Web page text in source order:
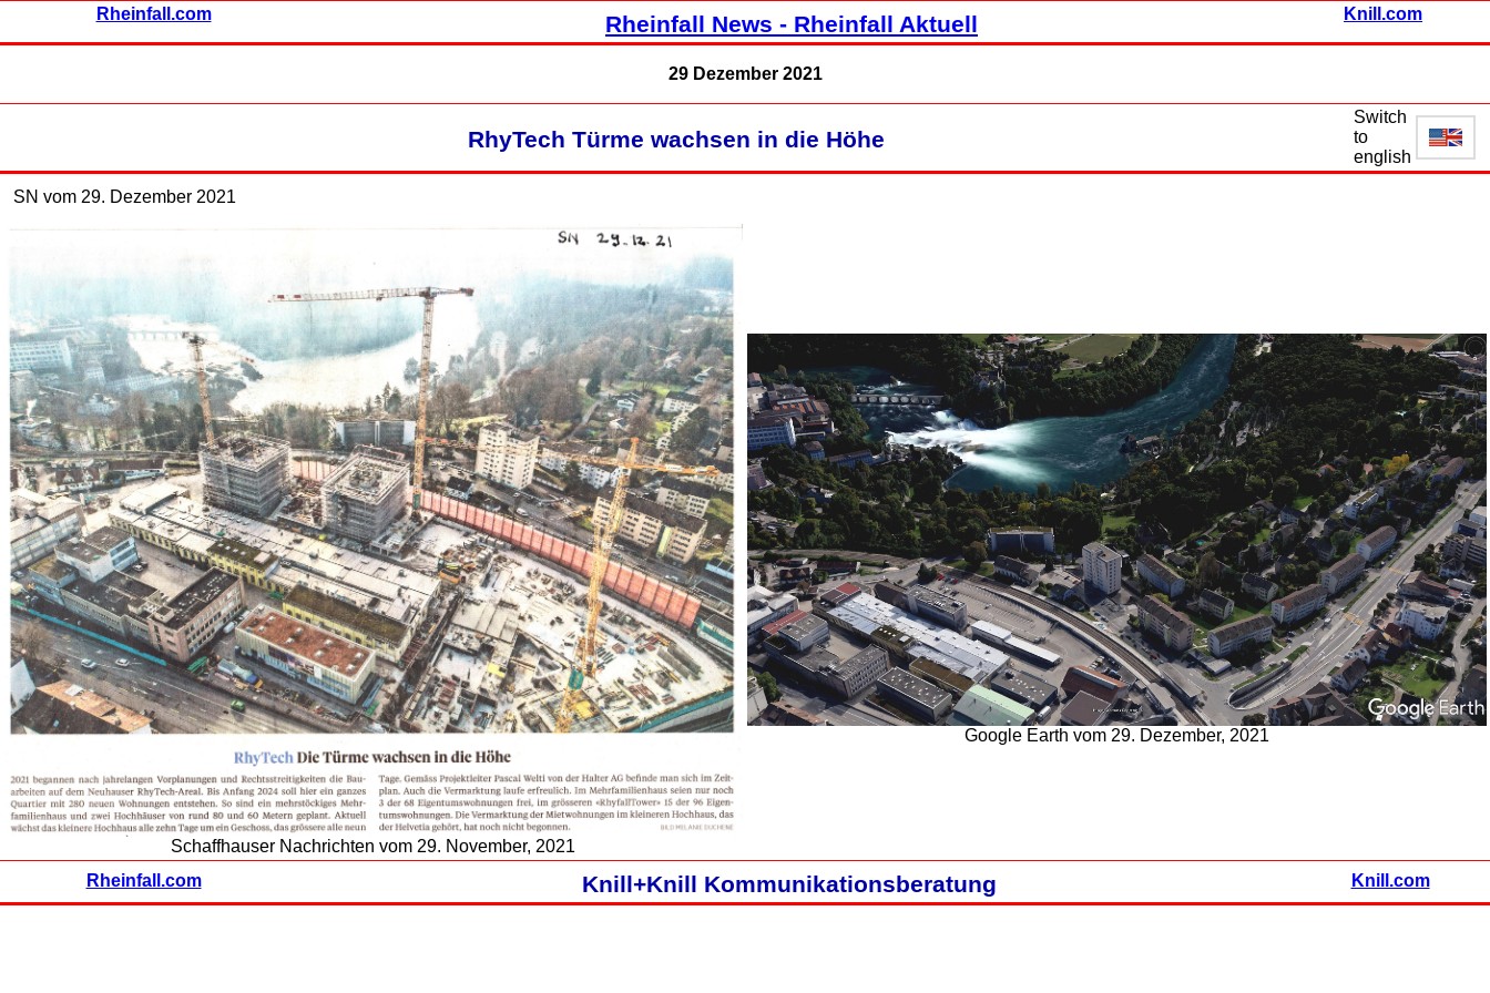
Rheinfall.com Rheinfall News - Rheinfall Aktuell Knill.com
29 Dezember 2021
RhyTech Türme wachsen in die Höhe
Switch
to
english
SN vom 29. Dezember 2021
Schaffhauser Nachrichten vom 29. November, 2021
Google Earth vom 29. Dezember, 2021
Rheinfall.com Knill+Knill Kommunikationsberatung Knill.com